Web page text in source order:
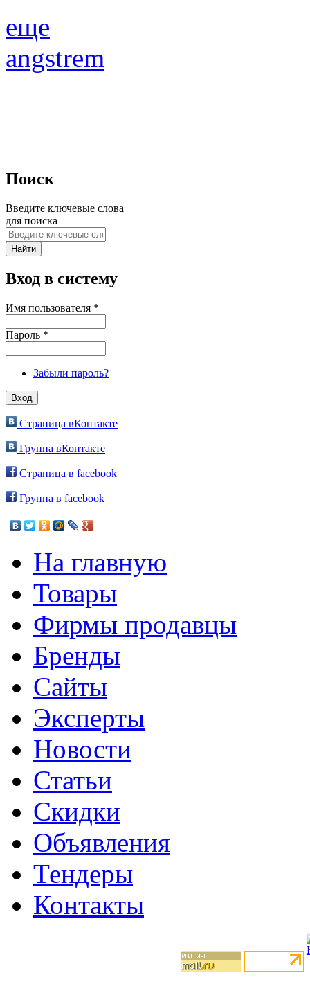
еще
angstrem
Поиск
Введите ключевые слова
для поиска
Вход в систему
Имя пользователя *
Пароль *
Забыли пароль?
Страница вКонтакте
Группа вКонтакте
Страница в facebook
Группа в facebook
На главную
Товары
Фирмы продавцы
Бренды
Сайты
Эксперты
Новости
Статьи
Скидки
Объявления
Тендеры
Контакты